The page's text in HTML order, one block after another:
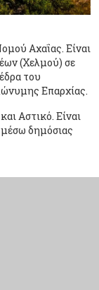
Αχαΐας. Είναι
(Χελμού) σε
του
Επαρχίας.
Αστικό. Είναι
μέσω δημόσιας